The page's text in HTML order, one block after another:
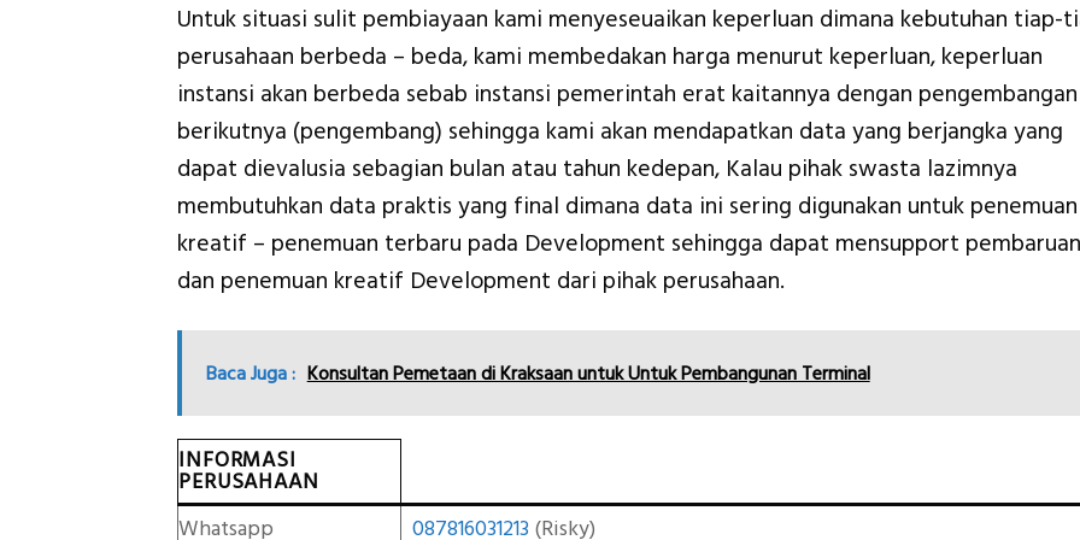
Untuk situasi sulit pembiayaan kami menyeseuaikan keperluan dimana kebutuhan tiap-
perusahaan berbeda – beda, kami membedakan harga menurut keperluan, keperluan
instansi akan berbeda sebab instansi pemerintah erat kaitannya dengan pengembangan
berikutnya (pengembang) sehingga kami akan mendapatkan data yang berjangka yang
dapat dievalusia sebagian bulan atau tahun kedepan, Kalau pihak swasta lazimnya
membutuhkan data praktis yang final dimana data ini sering digunakan untuk penemuan
kreatif – penemuan terbaru pada Development sehingga dapat mensupport pembaruan
dan penemuan kreatif Development dari pihak perusahaan.
Baca Juga : Konsultan Pemetaan di Kraksaan untuk Untuk Pembangunan Terminal
INFORMASI
PERUSAHAAN
Whatsapp
087816031213 (Risky)